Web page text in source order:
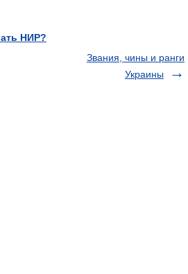
НИР?
Звания, чины и ранги
Украины